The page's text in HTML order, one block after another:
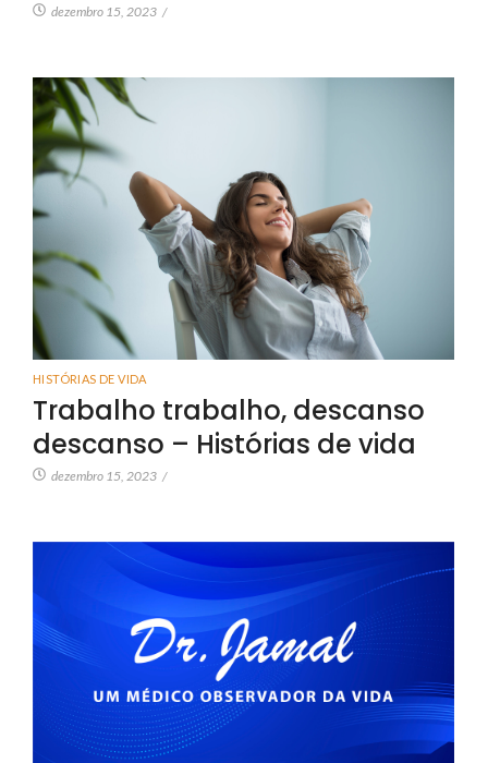
dezembro 15, 2023 /
HISTÓRIAS DE VIDA
Trabalho trabalho, descanso
descanso – Histórias de vida
dezembro 15, 2023 /